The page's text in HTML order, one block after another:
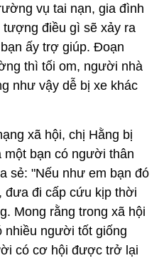
vụ tai nạn, gia đình
điều gì sẽ xảy ra
ấy trợ giúp. Đoạn
thì tối om, người nhà
như vậy dễ bị xe khác
xã hội, chị Hằng bị
bạn có người thân
sẻ: "Nếu như em bạn đó
đi cấp cứu kịp thời
Mong rằng trong xã hội
nhiều người tốt giống
có cơ hội được trở lại